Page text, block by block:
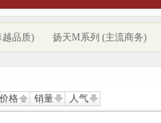
品质) 扬天M系列 (主流商务)
价格
销量 人气